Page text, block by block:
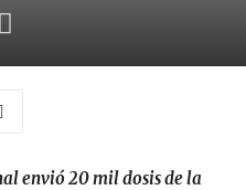
envió 20 mil dosis de la